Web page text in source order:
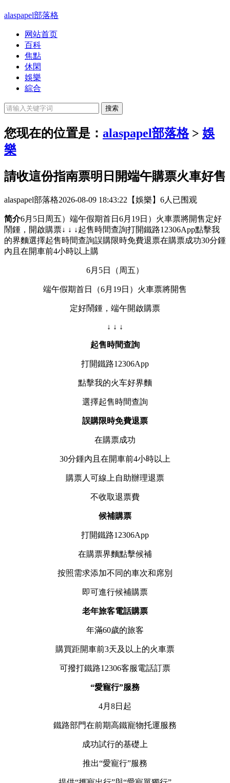
alaspapel部落格
网站首页
百科
焦點
休閑
娛樂
綜合
您现在的位置是： alaspapel部落格> 娛
樂
請收這份指南票明日開端午購票火車好售
alaspapel部落格2026-08-09 18:43:22 【娛樂】 6人已围观
简介6月5日周五）端午假期首日6月19日）火車票將開售定好
鬧鍾，開啟購票↓ ↓ ↓起售時間查詢打開鐵路12306App點擊我
的界麵選擇起售時間查詢誤購限時免費退票在購票成功30分鍾
內且在開車前4小時以上購
6月5日（周五）
端午假期首日（6月19日）火車票將開售
定好鬧鍾，端午開啟購票
↓ ↓ ↓
起售時間查詢
打開鐵路12306App
點擊我的火车好界麵
選擇起售時間查詢
誤購限時免費退票
在購票成功
30分鍾內且在開車前4小時以上
購票人可線上自助辦理退票
不收取退票費
候補購票
打開鐵路12306App
在購票界麵點擊候補
按照需求添加不同的車次和席別
即可進行候補購票
老年旅客電話購票
年滿60歲的旅客
購買距開車前3天及以上的火車票
可撥打鐵路12306客服電話訂票
“愛寵行”服務
4月8日起
鐵路部門在前期高鐵寵物托運服務
成功試行的基礎上
推出“愛寵行”服務